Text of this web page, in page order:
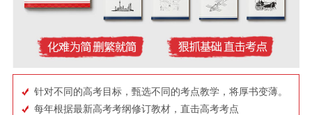
针对不同的高考目标，甄选不同的考点教学，将厚书变薄。
每年根据最新高考考纲修订教材，直击高考考点